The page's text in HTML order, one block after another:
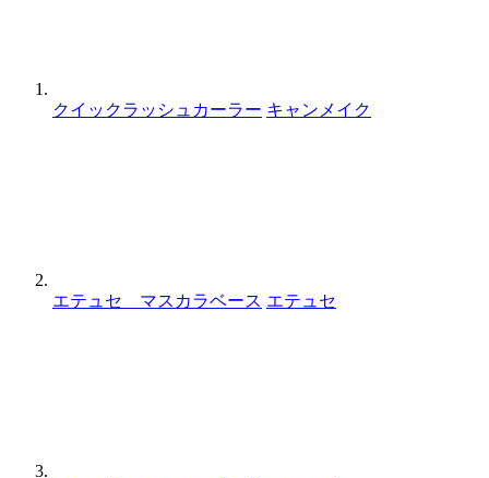
クイックラッシュカーラー キャンメイク
エテュセ マスカラベース エテュセ